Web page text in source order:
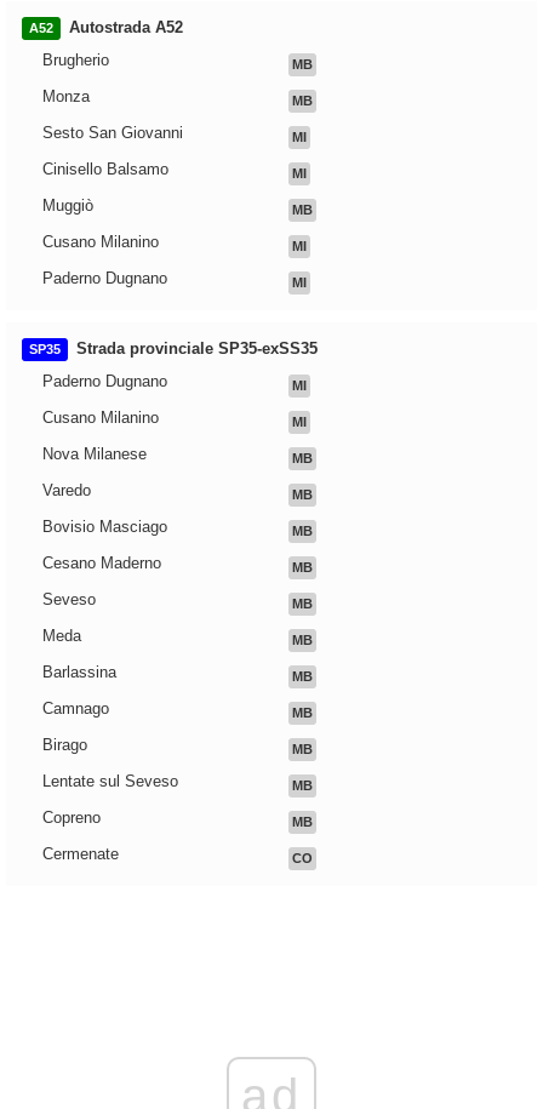
A52
Autostrada A52
Brugherio
MB
Monza MB
Sesto San Giovanni MI
Cinisello Balsamo MI
Muggiò MB
Cusano Milanino MI
Paderno Dugnano MI
SP35
Strada provinciale SP35-exSS35
Paderno Dugnano
MI
Cusano Milanino MI
Nova Milanese MB
Varedo MB
Bovisio Masciago MB
Cesano Maderno MB
Seveso MB
Meda MB
Barlassina MB
Camnago MB
Birago MB
Lentate sul Seveso MB
Copreno MB
Cermenate CO
ad